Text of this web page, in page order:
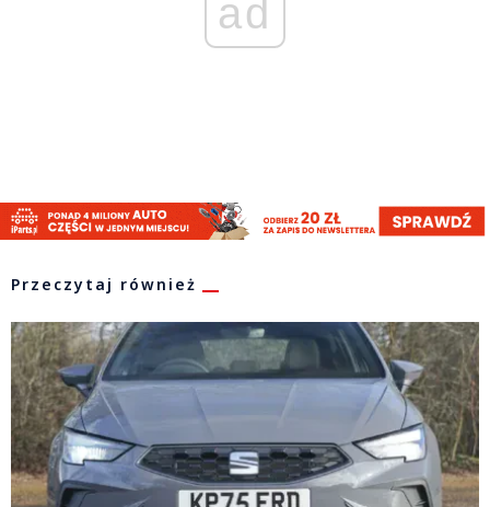
ad
Przeczytaj również